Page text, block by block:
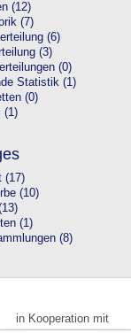
(12)
(7)
(6)
(3)
(0)
Statistik (1)
(0)
(1)
(17)
(10)
(1)
(8)
in Kooperation mit